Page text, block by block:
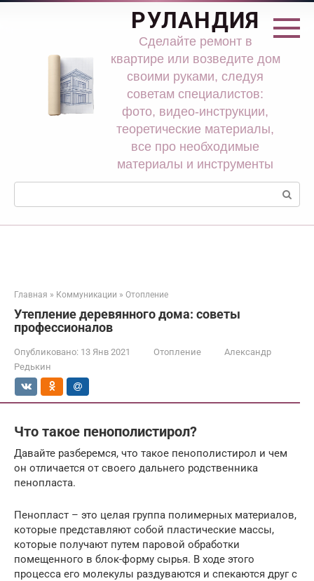
Перейти
РУЛАНДИЯ
Сделайте ремонт в
квартире или возведите дом
своими руками, следуя
советам специалистов:
фото, видео-инструкции,
теоретические материалы,
все про необходимые
материалы и инструменты
Поиск:
Главная » Коммуникации » Отопление
Утепление деревянного дома: советы
профессионалов
Опубликовано: 13 Янв 2021 Отопление
Александр
Редькин
Что такое пенополистирол?
Давайте разберемся, что такое пенополистирол и чем
он отличается от своего дальнего родственника
пенопласта.
Пенопласт – это целая группа полимерных материалов,
которые представляют собой пластические массы,
которые получают путем паровой обработки
помещенного в блок-форму сырья. В ходе этого
процесса его молекулы раздуваются и спекаются друг с